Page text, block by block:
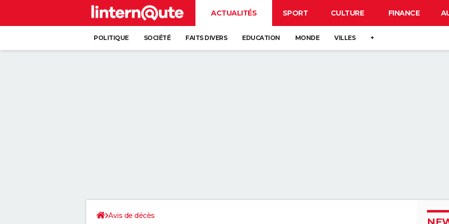
ACTUALITÉS SPORT CULTURE FINANCE
POLITIQUE SOCIÉTÉ FAITS DIVERS EDUCATION MONDE VILLES +
Avis de décès